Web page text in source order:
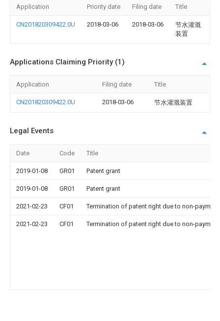
Application Priority date Filing date Title
CN201820309422.0U 2018-03-06 2018-03-06
节水灌溉
装置
Applications Claiming Priority (1)
Application Filing date Title
CN201820309422.0U 2018-03-06 节水灌溉装置
Legal Events
Date Code Title
2019-01-08 GR01 Patent grant
2019-01-08 GR01 Patent grant
2021-02-23 CF01 Termination of patent right due to non-
2021-02-23 CF01 Termination of patent right due to non-